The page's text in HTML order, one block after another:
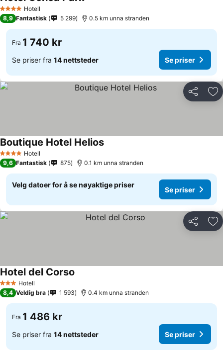
4 StjernerHotell
8,9 Fantastisk 5 299 0.5 km unna stranden
Fra 1 740 kr
Se priser fra 14 nettsteder Se priser
Del
4 StjernerHotell
Boutique Hotel Helios
9,6 Fantastisk 875 0.1 km unna stranden
Velg datoer for å se nøyaktige priser
Se priser
Del
3 StjernerHotell
Hotel del Corso
8,4 Veldig bra 1 593 0.4 km unna stranden
Fra 1 486 kr
Se priser fra 14 nettsteder Se priser